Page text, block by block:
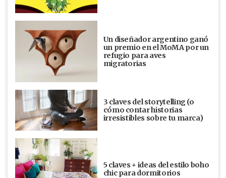
Un diseñador argentino ganó
un premio en el MoMA por un
refugio para aves
migratorias
3 claves del storytelling (o
cómo contar historias
irresistibles sobre tu marca)
5 claves + ideas del estilo boho
chic para dormitorios